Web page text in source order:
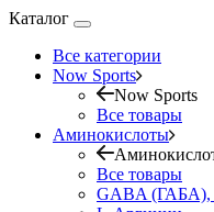
Каталог
Все категории
Now Sports
Now Sports
Все товары
Аминокислоты
Все товары
GABA (ГАБА),